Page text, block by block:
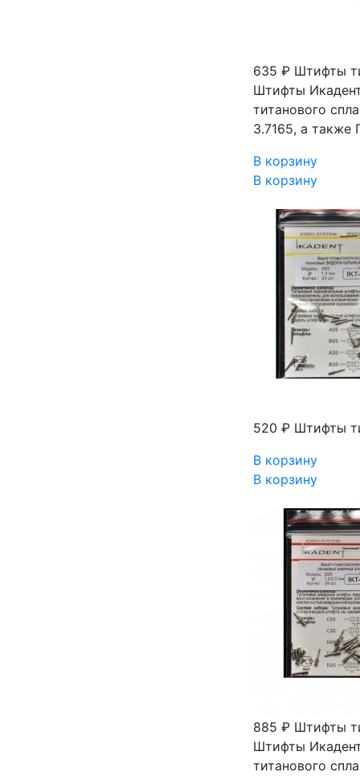
635 ₽ Штифты
Штифты
титанового
3.7165, а
В корзину
В корзину
520 ₽ Штифты
В корзину
В корзину
885 ₽ Штифты
Штифты
титанового